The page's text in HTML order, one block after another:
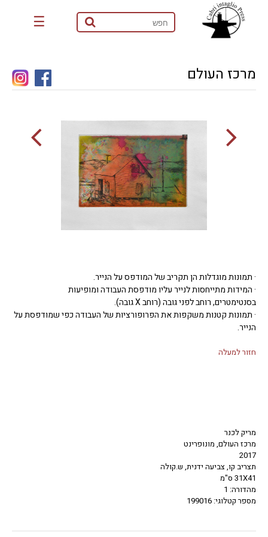
☰
מרכז העולם
· תמונות מוגדלות הן תקריב של המודפס על הנייר.
· המידות מתייחסות לנייר עליו מודפסת העבודה ומופיעות
בסנטימטרים, רוחב לפני גובה (רוחב X גובה).
· תמונות קטנות משקפות את הפרופורציות של העבודה כפי שמודפסת על
הנייר.
חזור למעלה
מריק לכנר
מרכז העולם, מונופרינט
2017
תצריב קו, צביעה ידנית, ש.קולה
31X41 ס"מ
מהדורה: 1
מספר קטלוגי: 199016